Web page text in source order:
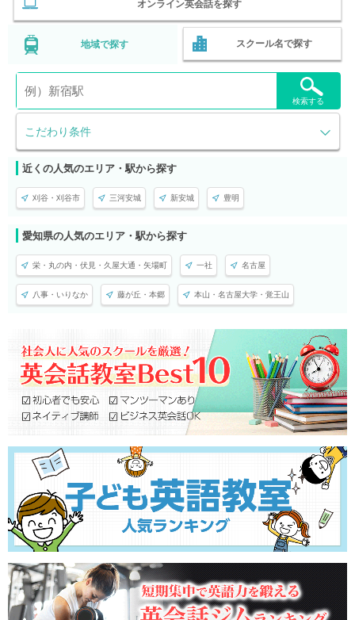
オンライン英会話を探す
地域で探す スクール名で探す
こだわり条件
検索する
近くの人気のエリア・駅から探す
刈谷・刈谷市 三河安城 新安城 豊明
愛知県の人気のエリア・駅から探す
栄・丸の内・伏見・久屋大通・矢場町 一社 名古屋
八事・いりなか 藤が丘・本郷 本山・名古屋大学・覚王山